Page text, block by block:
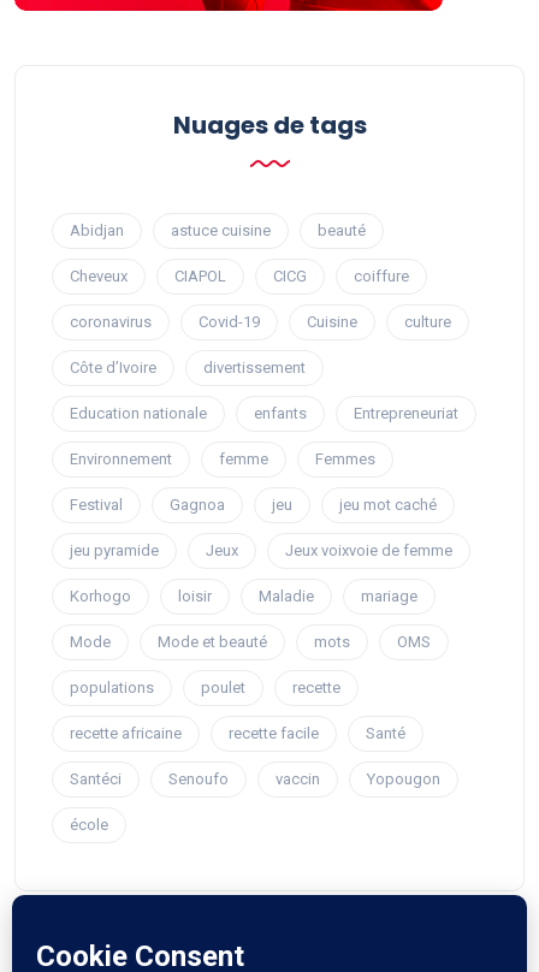
Nuages ​​de tags
Abidjan astuce cuisine beauté
Cheveux CIAPOL CICG coiffure
coronavirus Covid-19 Cuisine culture
Côte d’Ivoire divertissement
Education nationale enfants Entrepreneuriat
Environnement femme Femmes
Festival Gagnoa jeu jeu mot caché
jeu pyramide Jeux Jeux voixvoie de femme
Korhogo loisir Maladie mariage
Mode Mode et beauté mots OMS
populations poulet recette
recette africaine recette facile Santé
Santéci Senoufo vaccin Yopougon
école